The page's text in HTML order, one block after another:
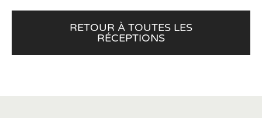
RETOUR À TOUTES LES
RÉCEPTIONS